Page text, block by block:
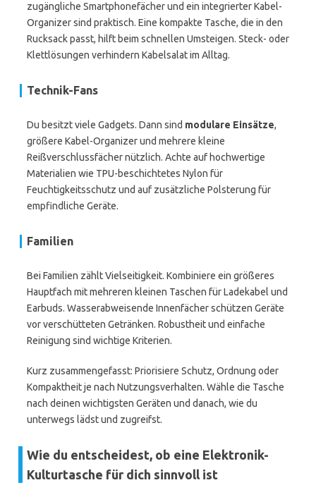
zugängliche Smartphonefächer und ein integrierter Kabel-
Organizer sind praktisch. Eine kompakte Tasche, die in den
Rucksack passt, hilft beim schnellen Umsteigen. Steck- oder
Klettlösungen verhindern Kabelsalat im Alltag.
Technik-Fans
Du besitzt viele Gadgets. Dann sind modulare Einsätze,
größere Kabel-Organizer und mehrere kleine
Reißverschlussfächer nützlich. Achte auf hochwertige
Materialien wie TPU-beschichtetes Nylon für
Feuchtigkeitsschutz und auf zusätzliche Polsterung für
empfindliche Geräte.
Familien
Bei Familien zählt Vielseitigkeit. Kombiniere ein größeres
Hauptfach mit mehreren kleinen Taschen für Ladekabel und
Earbuds. Wasserabweisende Innenfächer schützen Geräte
vor verschütteten Getränken. Robustheit und einfache
Reinigung sind wichtige Kriterien.
Kurz zusammengefasst: Priorisiere Schutz, Ordnung oder
Kompaktheit je nach Nutzungsverhalten. Wähle die Tasche
nach deinen wichtigsten Geräten und danach, wie du
unterwegs lädst und zugreifst.
Wie du entscheidest, ob eine Elektronik-
Kulturtasche für dich sinnvoll ist